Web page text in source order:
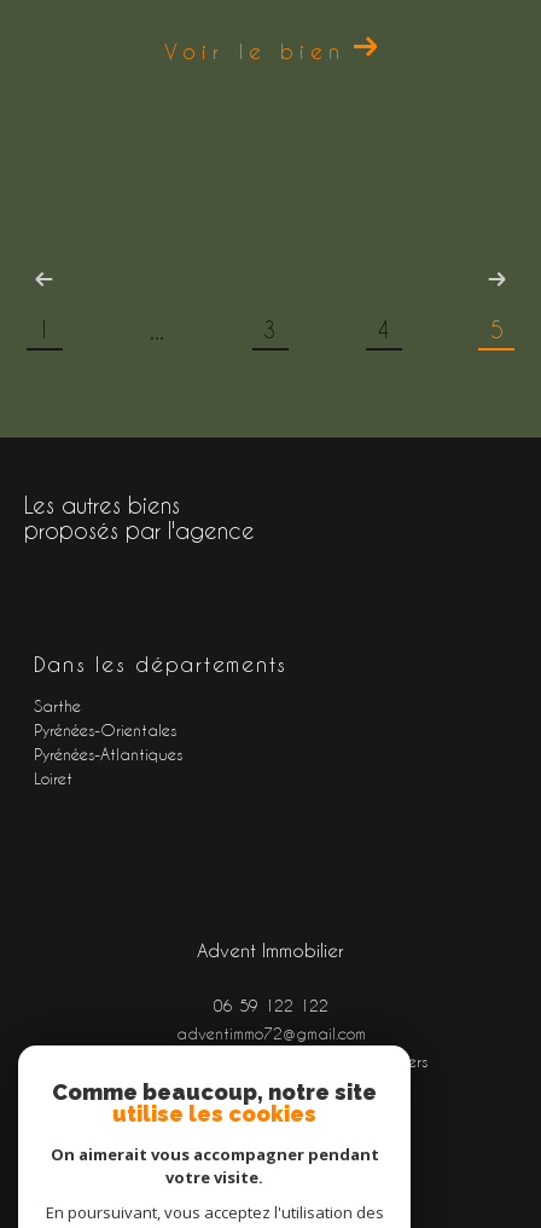
Voir le bien
1 3 4 5
Les autres biens
proposés par l'agence
Dans les départements
Sarthe
Pyrénées-Orientales
Pyrénées-Atlantiques
Loiret
Advent Immobilier
06 59 122 122
adventimmo72@gmail.com
Aéroport Le Mans - Arnage, route d'Angers
72100
Le Mans
Adhérents
Comme beaucoup, notre site
utilise les cookies
On aimerait vous accompagner pendant
votre visite.
En poursuivant, vous acceptez l'utilisation des